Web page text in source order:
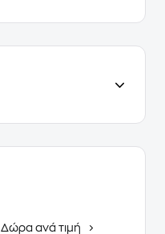
Δώρα ανά τιμή